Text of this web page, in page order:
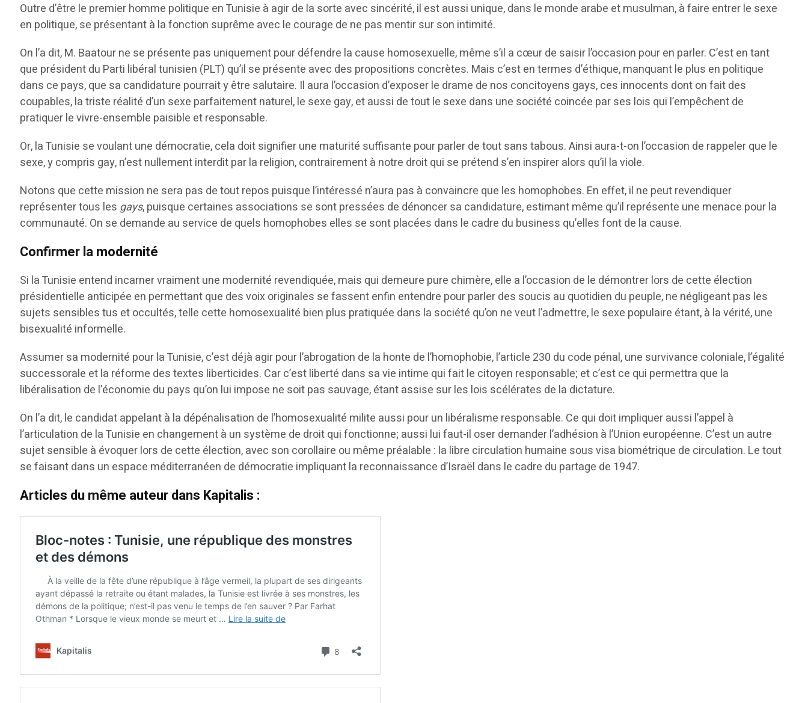
Outre d’être le premier homme politique en Tunisie à agir de la sorte avec sincérité, il est aussi unique, dans le monde arabe et musulman, à faire entrer le sexe
en politique, se présentant à la fonction suprême avec le courage de ne pas mentir sur son intimité.
On l’a dit, M. Baatour ne se présente pas uniquement pour défendre la cause homosexuelle, même s’il a cœur de saisir l’occasion pour en parler. C’est en tant
que président du Parti libéral tunisien (PLT) qu’il se présente avec des propositions concrètes. Mais c’est en termes d’éthique, manquant le plus en politique
dans ce pays, que sa candidature pourrait y être salutaire. Il aura l’occasion d’exposer le drame de nos concitoyens gays, ces innocents dont on fait des
coupables, la triste réalité d’un sexe parfaitement naturel, le sexe gay, et aussi de tout le sexe dans une société coincée par ses lois qui l’empêchent de
pratiquer le vivre-ensemble paisible et responsable.
Or, la Tunisie se voulant une démocratie, cela doit signifier une maturité suffisante pour parler de tout sans tabous. Ainsi aura-t-on l’occasion de rappeler que le
sexe, y compris gay, n’est nullement interdit par la religion, contrairement à notre droit qui se prétend s’en inspirer alors qu’il la viole.
Notons que cette mission ne sera pas de tout repos puisque l’intéressé n’aura pas à convaincre que les homophobes. En effet, il ne peut revendiquer
représenter tous les gays, puisque certaines associations se sont pressées de dénoncer sa candidature, estimant même qu’il représente une menace pour la
communauté. On se demande au service de quels homophobes elles se sont placées dans le cadre du business qu’elles font de la cause.
Confirmer la modernité
Si la Tunisie entend incarner vraiment une modernité revendiquée, mais qui demeure pure chimère, elle a l’occasion de le démontrer lors de cette élection
présidentielle anticipée en permettant que des voix originales se fassent enfin entendre pour parler des soucis au quotidien du peuple, ne négligeant pas les
sujets sensibles tus et occultés, telle cette homosexualité bien plus pratiquée dans la société qu’on ne veut l’admettre, le sexe populaire étant, à la vérité, une
bisexualité informelle.
Assumer sa modernité pour la Tunisie, c’est déjà agir pour l’abrogation de la honte de l’homophobie, l’article 230 du code pénal, une survivance coloniale, l’égalité
successorale et la réforme des textes liberticides. Car c’est liberté dans sa vie intime qui fait le citoyen responsable; et c’est ce qui permettra que la
libéralisation de l’économie du pays qu’on lui impose ne soit pas sauvage, étant assise sur les lois scélérates de la dictature.
On l’a dit, le candidat appelant à la dépénalisation de l’homosexualité milite aussi pour un libéralisme responsable. Ce qui doit impliquer aussi l’appel à
l’articulation de la Tunisie en changement à un système de droit qui fonctionne; aussi lui faut-il oser demander l’adhésion à l’Union européenne. C’est un autre
sujet sensible à évoquer lors de cette élection, avec son corollaire ou même préalable : la libre circulation humaine sous visa biométrique de circulation. Le tout
se faisant dans un espace méditerranéen de démocratie impliquant la reconnaissance d’Israël dans le cadre du partage de 1947.
Articles du même auteur dans Kapitalis :